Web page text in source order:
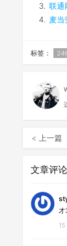
联通
麦当
标签： 24
< 上一篇
文章评论
才